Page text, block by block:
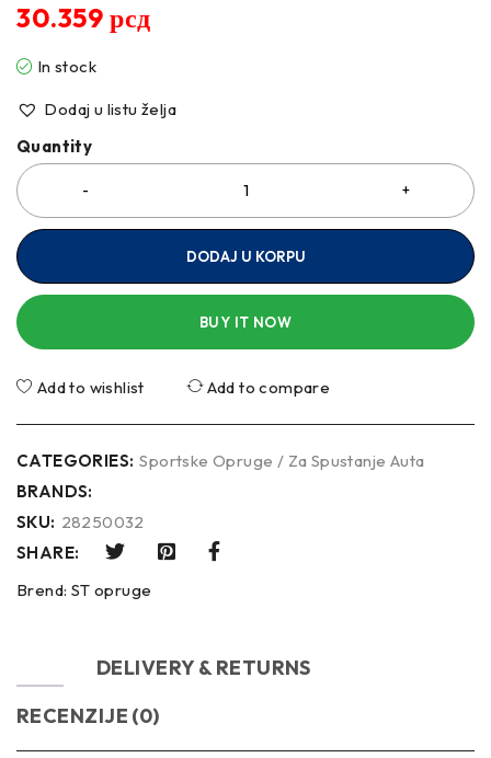
30.359рсд
In stock
Dodaj u listu želja
Quantity
DODAJ U KORPU
BUY IT NOW
Add to wishlist Add to compare
CATEGORIES: Sportske Opruge / Za Spustanje Auta
BRANDS:
SKU: 28250032
SHARE:
Brend: ST opruge
DELIVERY & RETURNS
RECENZIJE (0)